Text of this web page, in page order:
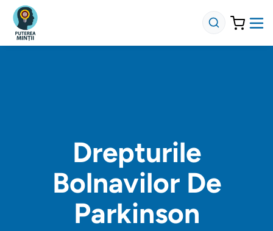
Drepturile
Bolnavilor De
Parkinson